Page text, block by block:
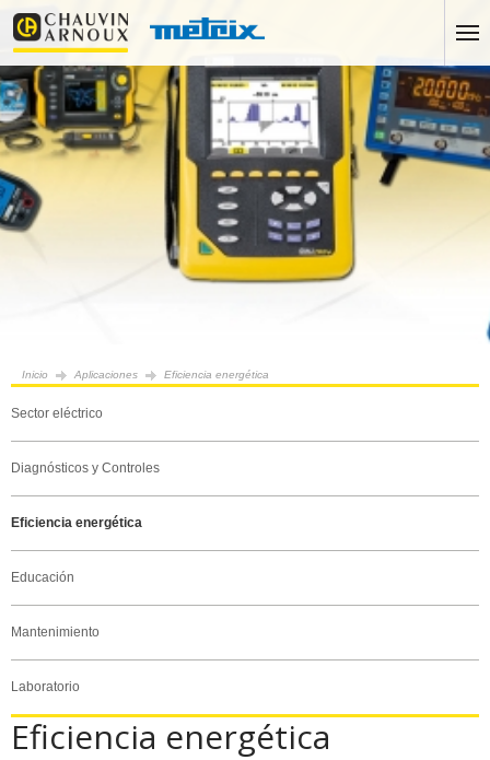
Inicio Aplicaciones Eficiencia energética
Sector eléctrico
Diagnósticos y Controles
Eficiencia energética
Educación
Mantenimiento
Laboratorio
Eficiencia energética